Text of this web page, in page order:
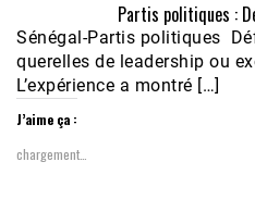
Partis politiques :
Sénégal-Partis politiques
querelles de leadership ou
L’expérience a montré […]
J’aime ça :
chargement…